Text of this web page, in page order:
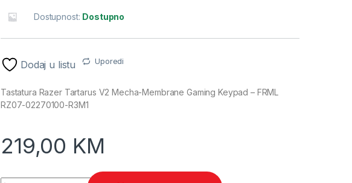
Dostupnost: Dostupno
Dodaj u listu Uporedi
Tastatura Razer Tartarus V2 Mecha-Membrane Gaming Keypad – FRML
RZ07-02270100-R3M1
219,00 KM